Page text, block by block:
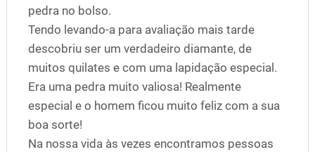
pedra no bolso.
Tendo levando-a para avaliação mais tarde
descobriu ser um verdadeiro diamante, de
muitos quilates e com uma lapidação especial.
Era uma pedra muito valiosa! Realmente
especial e o homem ficou muito feliz com a sua
boa sorte!
Na nossa vida às vezes encontramos pessoas